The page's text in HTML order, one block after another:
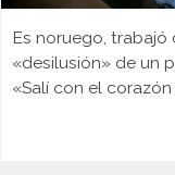
Es noruego,
«desilusión» de un
«Salí con el